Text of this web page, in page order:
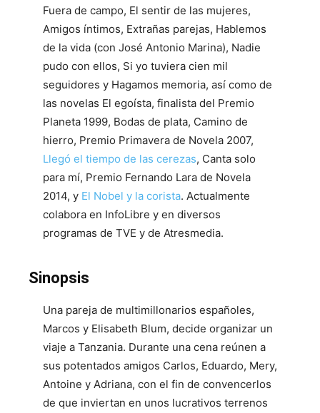
Fuera de campo, El sentir de las mujeres,
Amigos íntimos, Extrañas parejas, Hablemos
de la vida (con José Antonio Marina), Nadie
pudo con ellos, Si yo tuviera cien mil
seguidores y Hagamos memoria, así como de
las novelas El egoísta, finalista del Premio
Planeta 1999, Bodas de plata, Camino de
hierro, Premio Primavera de Novela 2007,
Llegó el tiempo de las cerezas, Canta solo
para mí, Premio Fernando Lara de Novela
2014, y El Nobel y la corista. Actualmente
colabora en InfoLibre y en diversos
programas de TVE y de Atresmedia.
Sinopsis
Una pareja de multimillonarios españoles,
Marcos y Elisabeth Blum, decide organizar un
viaje a Tanzania. Durante una cena reúnen a
sus potentados amigos Carlos, Eduardo, Mery,
Antoine y Adriana, con el fin de convencerlos
de que inviertan en unos lucrativos terrenos